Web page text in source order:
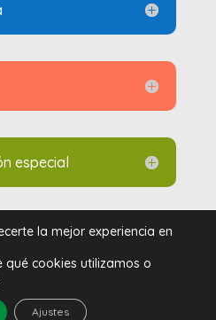
especial
privacidad
Nroot Madrid S.L.
la mejor experiencia en
qué cookies utilizamos o
Ajustes